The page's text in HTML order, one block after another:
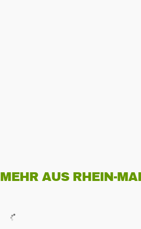
MEHR AUS RHEIN-